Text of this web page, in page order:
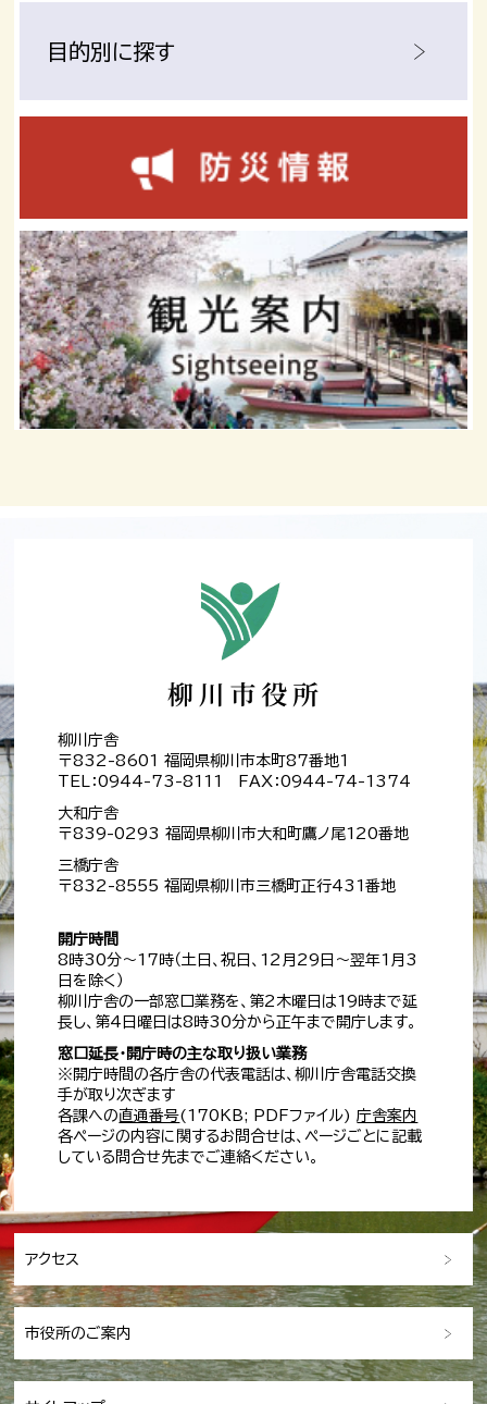
目的別に探す
柳川庁舎
〒832-8601 福岡県柳川市本町87番地1
TEL：0944-73-8111 FAX：0944-74-1374
大和庁舎
〒839-0293 福岡県柳川市大和町鷹ノ尾120番地
三橋庁舎
〒832-8555 福岡県柳川市三橋町正行431番地
開庁時間
8時30分～17時（土日、祝日、12月29日～翌年1月3
日を除く）
柳川庁舎の一部窓口業務を、第2木曜日は19時まで延
長し、第4日曜日は8時30分から正午まで開庁します。
窓口延長・開庁時の主な取り扱い業務
※開庁時間の各庁舎の代表電話は、柳川庁舎電話交換
手が取り次ぎます
各課への直通番号(170KB; PDFファイル)庁舎案内
各ページの内容に関するお問合せは、ページごとに記載
している問合せ先までご連絡ください。
アクセス
市役所のご案内